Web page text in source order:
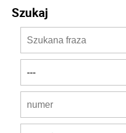
Szukaj